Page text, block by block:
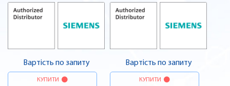
Вартість по запиту
КУПИТИ
Вартість по запиту
КУПИТИ